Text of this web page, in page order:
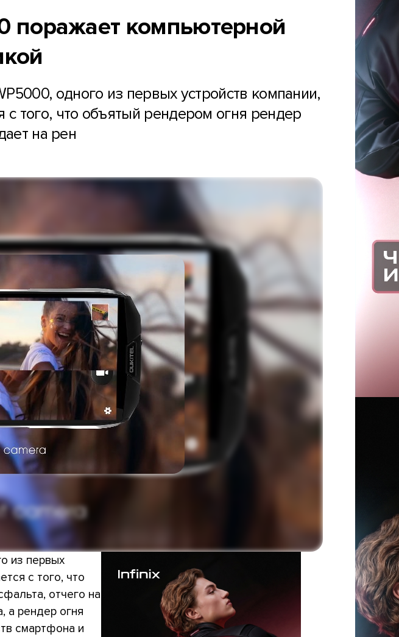
поражает компьютерной
одного из первых устройств компании,
того, что объятый рендером огня рендер
на рен
из первых
с того, что
отчего на
а рендер огня
смартфона и